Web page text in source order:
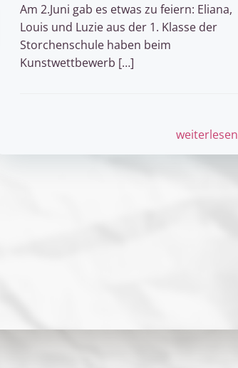
Am 2.Juni gab es etwas zu feiern: Eliana,
Louis und Luzie aus der 1. Klasse der
Storchenschule haben beim
Kunstwettbewerb […]
weiterlesen